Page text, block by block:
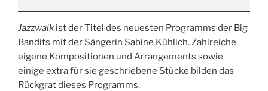
Jazzwalk ist der Titel des neuesten Programms der Big
Bandits mit der Sängerin Sabine Kühlich. Zahlreiche
eigene Kompositionen und Arrangements sowie
einige extra für sie geschriebene Stücke bilden das
Rückgrat dieses Programms.